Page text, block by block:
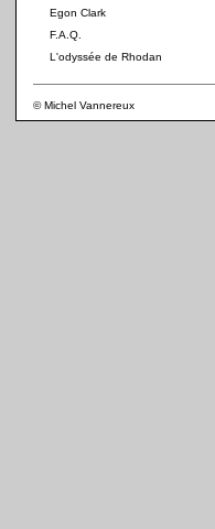
Egon Clark
F.A.Q.
L'odyssée de Rhodan
© Michel Vannereux